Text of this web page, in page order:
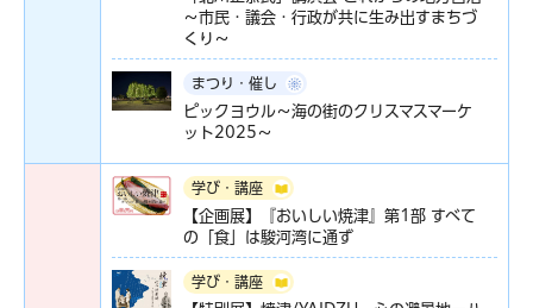
～市民・議会・行政が共に生み出すまちづ
くり～
まつり・催し
ピックヨウル～海の街のクリスマスマーケ
ット2025～
学び・講座
【企画展】『おいしい焼津』第1部 すべて
の「食」は駿河湾に通ず
学び・講座